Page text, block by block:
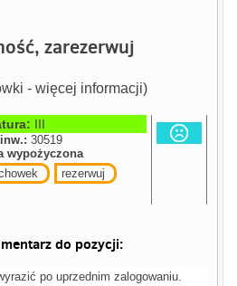
zarezerwuj
- więcej informacji)
III
30519
wypożyczona
rezerwuj
do pozycji:
po uprzednim zalogowaniu.